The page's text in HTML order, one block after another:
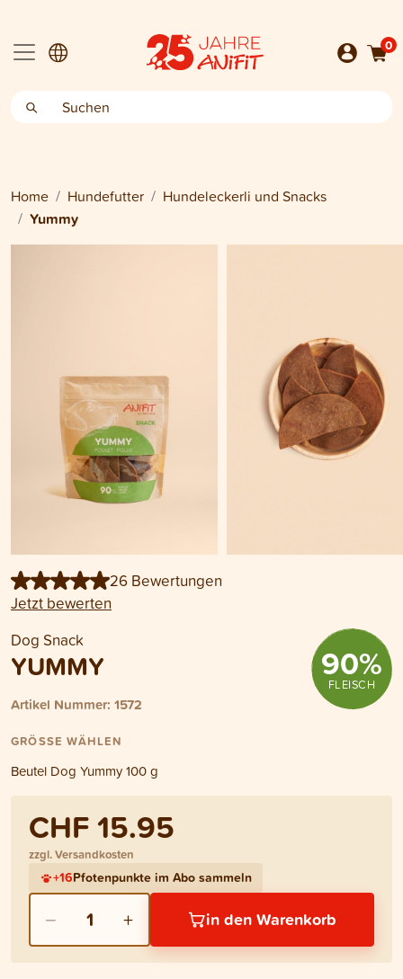
0
Home Hundefutter Hundeleckerli und Snacks
Yummy
26 Bewertungen
Jetzt bewerten
Dog Snack
YUMMY
Artikel Nummer: 1572
90%
FLEISCH
GRÖSSE WÄHLEN
Beutel Dog Yummy 100 g
CHF 15.95
zzgl. Versandkosten
+16Pfotenpunkte im Abo sammeln
− 1 + in den Warenkorb